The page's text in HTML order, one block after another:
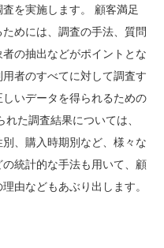
を実施します。 顧客満足
めには、調査の手法、質問
の抽出などがポイントとな
者のすべてに対して調査す
いデータを得られるための
た調査結果については、
、購入時期別など、様々な
統計的な手法も用いて、顧
由などもあぶり出します。